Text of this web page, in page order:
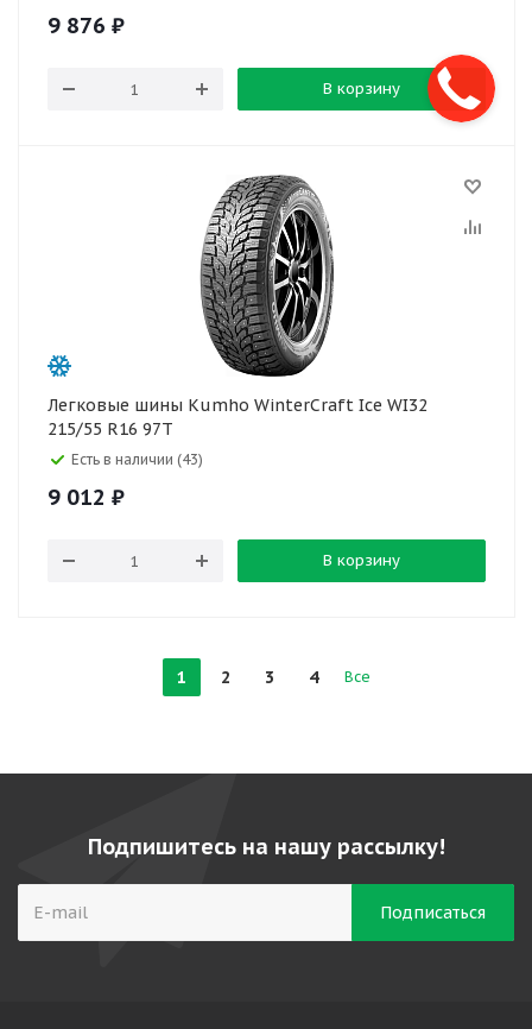
9 876 ₽
В корзину
Легковые шины Kumho WinterCraft Ice WI32
215/55 R16 97T
Есть в наличии (43)
9 012 ₽
В корзину
1 2 3 4 Все
Подпишитесь на нашу рассылку!